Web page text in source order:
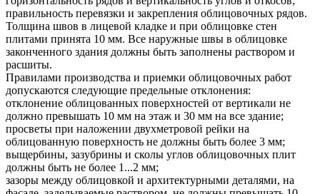
правильность перевязки и закрепления облицовочных рядов.
Толщина швов в лицевой кладке и при облицовке стен
плитами принята 10 мм. Все наружные швы в облицовке
законченного здания должны быть заполнены раствором и
расшиты.
Правилами производства и приемки облицовочных работ
допускаются следующие предельные отклонения:
отклонение облицованных поверхностей от вертикали не
должно превышать 10 мм на этаж и 30 мм на все здание;
просветы при наложении двухметровой рейки на
облицованную поверхность не должны быть более 3 мм;
выщербины, зазубрины и сколы углов облицовочных плит
должны быть не более 1...2 мм;
зазоры между облицовкой и архитектурными деталями, на